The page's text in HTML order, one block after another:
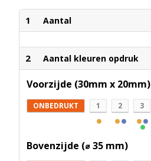
1 Aantal
2 Aantal kleuren opdruk
Voorzijde (30mm x 20mm)
ONBEDRUKT 1 2 3
Bovenzijde (⌀ 35 mm)